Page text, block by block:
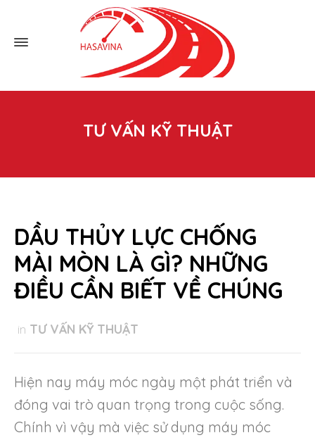
TƯ VẤN KỸ THUẬT
DẦU THỦY LỰC CHỐNG
MÀI MÒN LÀ GÌ? NHỮNG
ĐIỀU CẦN BIẾT VỀ CHÚNG
in TƯ VẤN KỸ THUẬT
Hiện nay máy móc ngày một phát triển và
đóng vai trò quan trọng trong cuộc sống.
Chính vì vậy mà việc sử dụng máy móc